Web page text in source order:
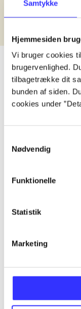
Samtykke
Hjemmesiden
Vi bruger cookies
brugervenlighed.
tilbagetrække dit
bunden af siden.
cookies under
Nødvendig
Funktionelle
Statistik
Marketing
Komedier